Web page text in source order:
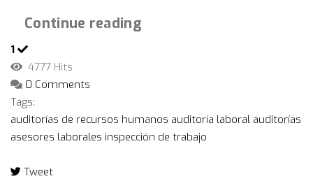
Continue reading
1
4777 Hits
0 Comments
Tags:
auditorías de recursos humanos auditoría laboral auditorías
asesores laborales inspección de trabajo
Tweet